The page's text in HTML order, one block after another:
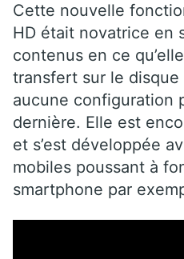
Cette nouvelle
HD était novatrice en
contenus en ce
transfert sur le
aucune configuration
dernière. Elle est
et s’est développée
mobiles poussant à
smartphone par